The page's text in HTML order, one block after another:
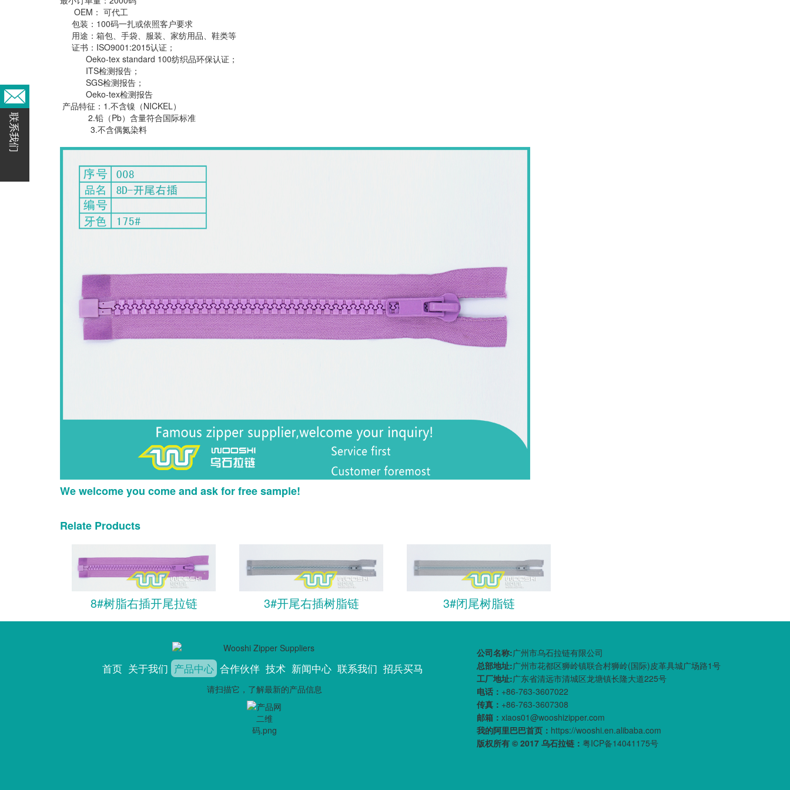
联系我们
OEM： 可代工
包装：100码一扎或依照客户要求
用途：箱包、手袋、服装、家纺用品、鞋类等
证书：ISO9001:2015认证；
Oeko-tex standard 100纺织品环保认证；
ITS检测报告；
SGS检测报告；
Oeko-tex检测报告
产品特征：1.不含镍（NICKEL）
2.铅（Pb）含量符合国际标准
3.不含偶氮染料
We welcome you come and ask for free sample!
Relate Products
8#树脂右插开尾拉链 3#开尾右插树脂链 3#闭尾树脂链
首页 关于我们 产品中心 合作伙伴 技术 新闻中心 联系我们 招兵买马
请扫描它，了解最新的产品信息
公司名称:广州市乌石拉链有限公司
总部地址:广州市花都区狮岭镇联合村狮岭(国际)皮革具城广场路1号
工厂地址:广东省清远市清城区龙塘镇长隆大道225号
电话： +86-763-3607022
传真： +86-763-3607308
邮箱：xiaos01@wooshizipper.com
我的阿里巴巴首页： https://wooshi.en.alibaba.com
版权所有 © 2017 乌石拉链：粤ICP备14041175号